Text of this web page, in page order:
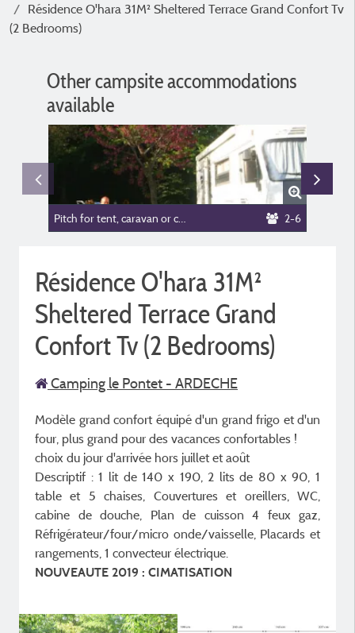
Résidence O'hara 31M² Sheltered Terrace Grand Confort Tv
(2 Bedrooms)
Other campsite accommodations
available
2-6
Résidence O'hara 31M²
Sheltered Terrace Grand
Confort Tv (2 Bedrooms)
Camping le Pontet - ARDECHE
Modèle grand confort équipé d'un grand frigo et d'un
four, plus grand pour des vacances confortables !
choix du jour d'arrivée hors juillet et août
Descriptif : 1 lit de 140 x 190, 2 lits de 80 x 90, 1
table et 5 chaises, Couvertures et oreillers, WC,
cabine de douche, Plan de cuisson 4 feux gaz,
Réfrigérateur/four/micro onde/vaisselle, Placards et
rangements, 1 convecteur électrique.
NOUVEAUTE 2019 : CIMATISATION